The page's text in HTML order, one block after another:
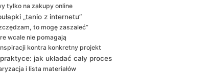
tylko na zakupy online
„tanio z internetu”
to mogę zaszaleć”
wcale nie pomagają
kontra konkretny projekt
jak układać cały proces
i lista materiałów